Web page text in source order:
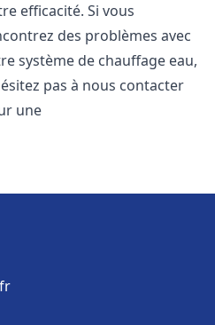
efficacité. Si vous
des problèmes avec
système de chauffage eau,
pas à nous contacter
une